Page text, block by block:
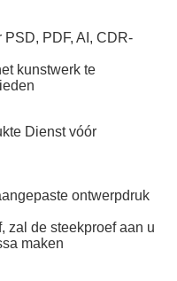
PDF, AI, CDR-
kunstwerk te
Dienst vóór
ontwerpdruk
zal de steekproef aan u
maken